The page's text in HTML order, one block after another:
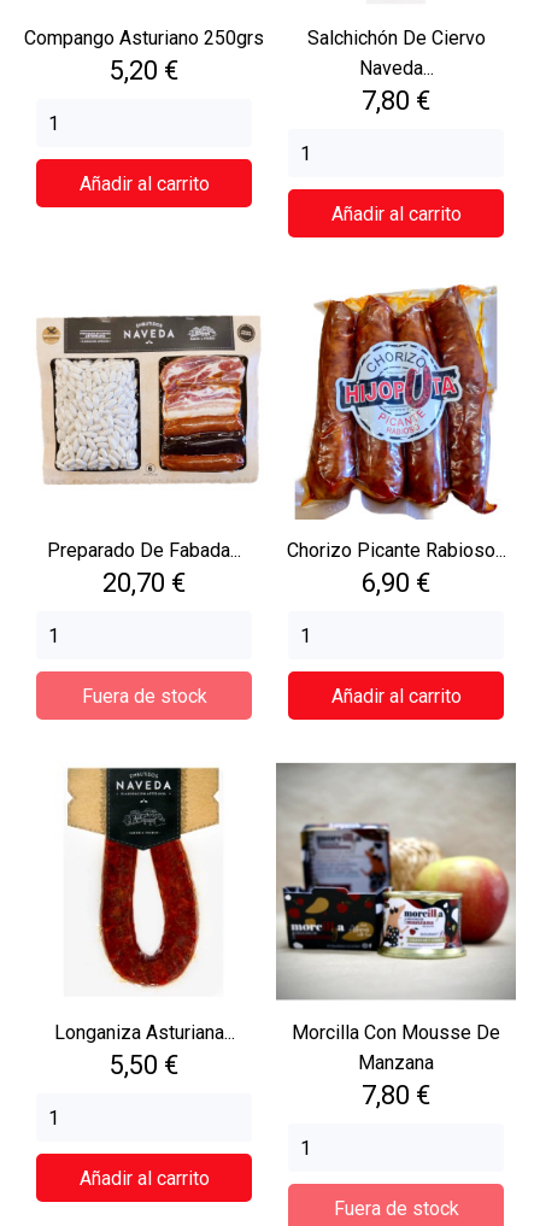
Compango Asturiano 250grs
Precio
5,20 €
Añadir al carrito
Salchichón De Ciervo
Naveda...
Precio
7,80 €
Añadir al carrito
Preparado De Fabada...
Precio
20,70 €
Fuera de stock
Chorizo Picante Rabioso...
Precio
6,90 €
Añadir al carrito
Longaniza Asturiana...
Precio
5,50 €
Añadir al carrito
Morcilla Con Mousse De
Manzana
Precio
7,80 €
Fuera de stock